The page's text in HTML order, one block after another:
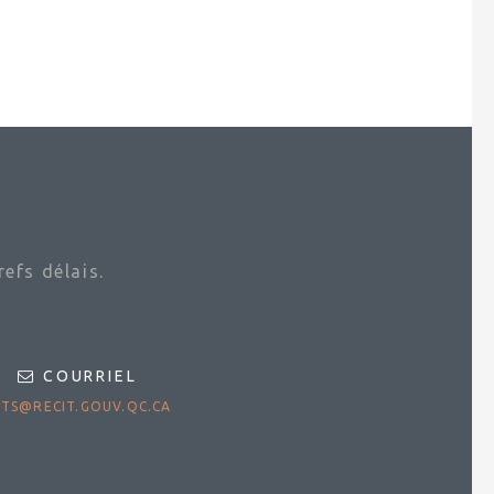
délais.
COURRIEL